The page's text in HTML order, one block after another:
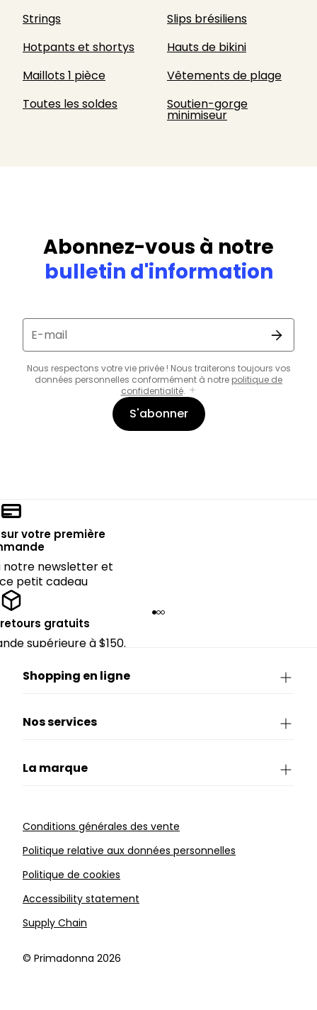
Strings
Slips brésiliens
Hotpants et shortys
Hauts de bikini
Maillots 1 pièce
Vêtements de plage
Toutes les soldes
Soutien-gorge
minimiseur
Abonnez-vous à notre
bulletin d'information
E-mail
Nous respectons votre vie privée ! Nous traiterons toujours vos
données personnelles conformément à notre politique de
confidentialité.
S'abonner
votre première
notre newsletter et
petit cadeau
gratuits
supérieure à $150.
Shopping en ligne
Nos services
La marque
Conditions générales des vente
Politique relative aux données personnelles
Politique de cookies
Accessibility statement
Supply Chain
©️ Primadonna 2026